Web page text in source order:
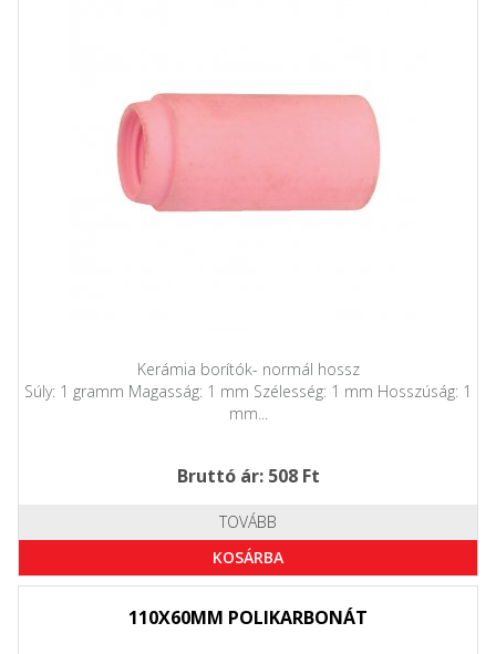
Kerámia borítók- normál hossz
Súly: 1 gramm Magasság: 1 mm Szélesség: 1 mm Hosszúság: 1
mm...
Bruttó ár: 508 Ft
TOVÁBB
KOSÁRBA
110X60MM POLIKARBONÁT